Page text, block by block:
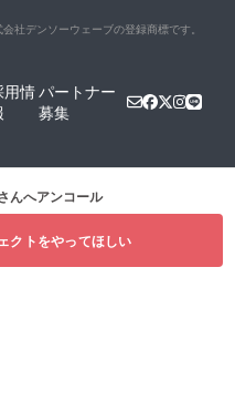
会社デンソーウェーブの登録商標です。
用情パートナー
募集
んへアンコール
クトをやってほしい